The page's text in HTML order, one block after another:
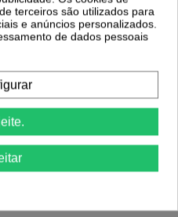
Coloração 8.00 Louro Claro Natural Frio
100ml - Kaycolor
3,36 €4,60 €
terceiros são utilizados para
e anúncios personalizados.
de dados pessoais